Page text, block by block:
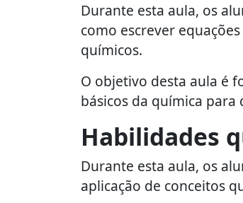
Durante esta aula, os
como escrever
químicos.
O objetivo desta aula é
básicos da química para
Habilidades
Durante esta aula, os
aplicação de conceitos